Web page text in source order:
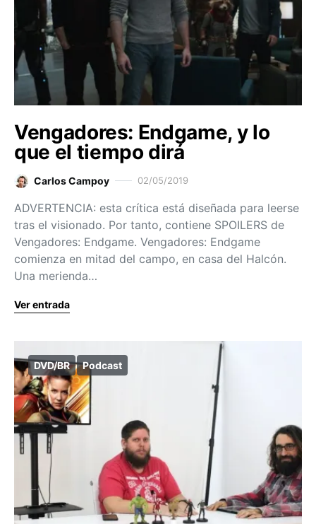
Vengadores: Endgame, y lo
que el tiempo dirá
Carlos Campoy 02/05/2019
ADVERTENCIA: esta crítica está diseñada para leerse
tras el visionado. Por tanto, contiene SPOILERS de
Vengadores: Endgame. Vengadores: Endgame
comienza en mitad del campo, en casa del Halcón.
Una merienda…
Ver entrada
DVD/BR Podcast